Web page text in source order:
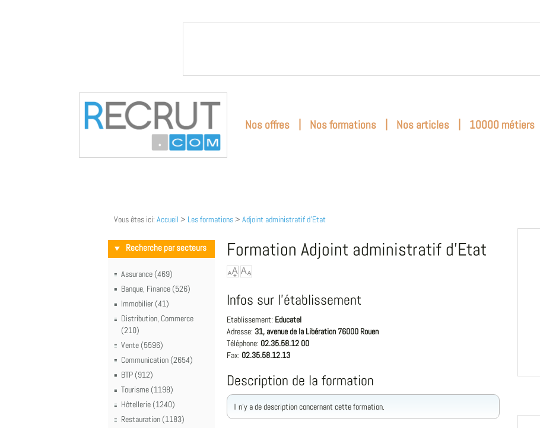
Nos offres | Nos formations | Nos articles | 10000 métiers
Vous êtes ici: Accueil > Les formations > Adjoint administratif d'Etat
Recherche par secteurs
Assurance (469)
Banque, Finance (526)
Immobilier (41)
Distribution, Commerce
(210)
Vente (5596)
Communication (2654)
BTP (912)
Tourisme (1198)
Hôtellerie (1240)
Restauration (1183)
Formation Adjoint administratif d'Etat
Infos sur l'établissement
Etablissement: Educatel
Adresse: 31, avenue de la Libération 76000 Rouen
Téléphone: 02.35.58.12 00
Fax: 02.35.58.12.13
Description de la formation
Il n'y a de description concernant cette formation.